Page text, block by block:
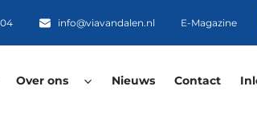
info@viavandalen.nl E-Magazine
Over ons Nieuws Contact